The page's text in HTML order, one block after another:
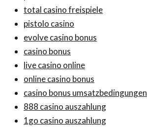
total casino freispiele
pistolo casino
evolve casino bonus
casino bonus
live casino online
online casino bonus
casino bonus umsatzbedingungen
888 casino auszahlung
1go casino auszahlung